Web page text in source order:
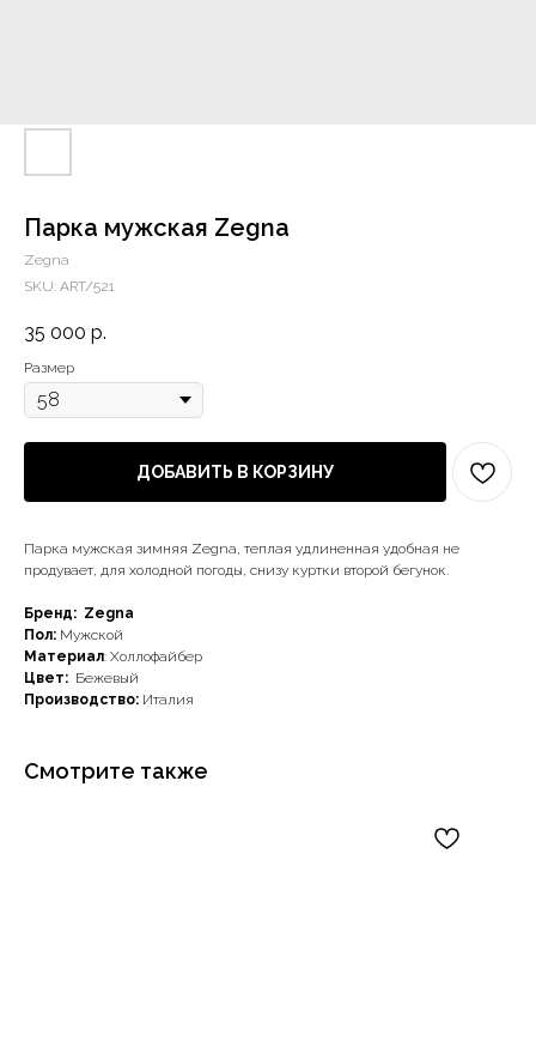
Парка мужская Zegna
Zegna
SKU: ART/521
35 000 р.
Размер
ДОБАВИТЬ В КОРЗИНУ
Парка мужская зимняя Zegna, теплая удлиненная удобная не
продувает, для холодной погоды, снизу куртки второй бегунок.
Бренд: Zegna
Пол: Мужской
Материал: Холлофайбер
Цвет: Бежевый
Производство: Италия
Смотрите также